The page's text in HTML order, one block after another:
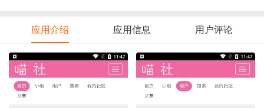
应用介绍 应用信息 用户评论